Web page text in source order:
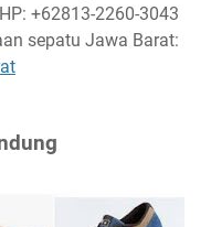
+62813-2260-3043
sepatu Jawa Barat: